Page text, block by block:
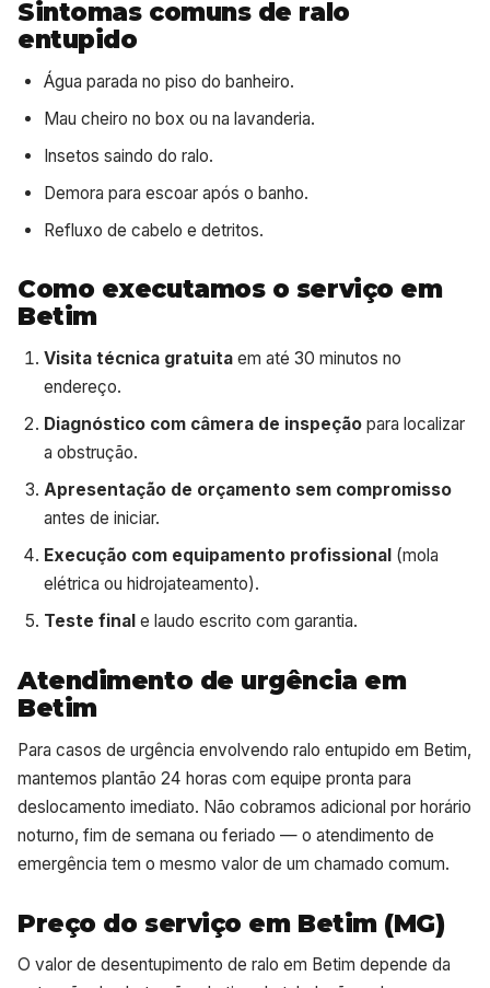
Sintomas comuns de ralo
entupido
Água parada no piso do banheiro.
Mau cheiro no box ou na lavanderia.
Insetos saindo do ralo.
Demora para escoar após o banho.
Refluxo de cabelo e detritos.
Como executamos o serviço em
Betim
Visita técnica gratuita em até 30 minutos no
endereço.
Diagnóstico com câmera de inspeção para localizar
a obstrução.
Apresentação de orçamento sem compromisso
antes de iniciar.
Execução com equipamento profissional (mola
elétrica ou hidrojateamento).
Teste final e laudo escrito com garantia.
Atendimento de urgência em
Betim
Para casos de urgência envolvendo ralo entupido em Betim,
mantemos plantão 24 horas com equipe pronta para
deslocamento imediato. Não cobramos adicional por horário
noturno, fim de semana ou feriado — o atendimento de
emergência tem o mesmo valor de um chamado comum.
Preço do serviço em Betim (MG)
O valor de desentupimento de ralo em Betim depende da